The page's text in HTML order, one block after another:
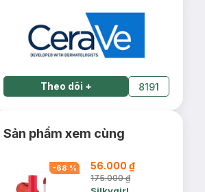
Theo dõi + 8191
Sản phẩm xem cùng
-68 % 56.000 ₫
175.000 ₫